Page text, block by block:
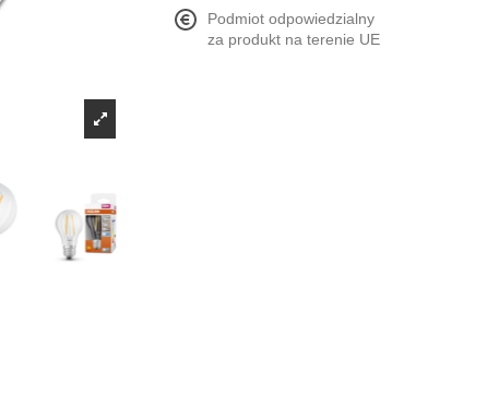
Podmiot odpowiedzialny
za produkt na terenie UE